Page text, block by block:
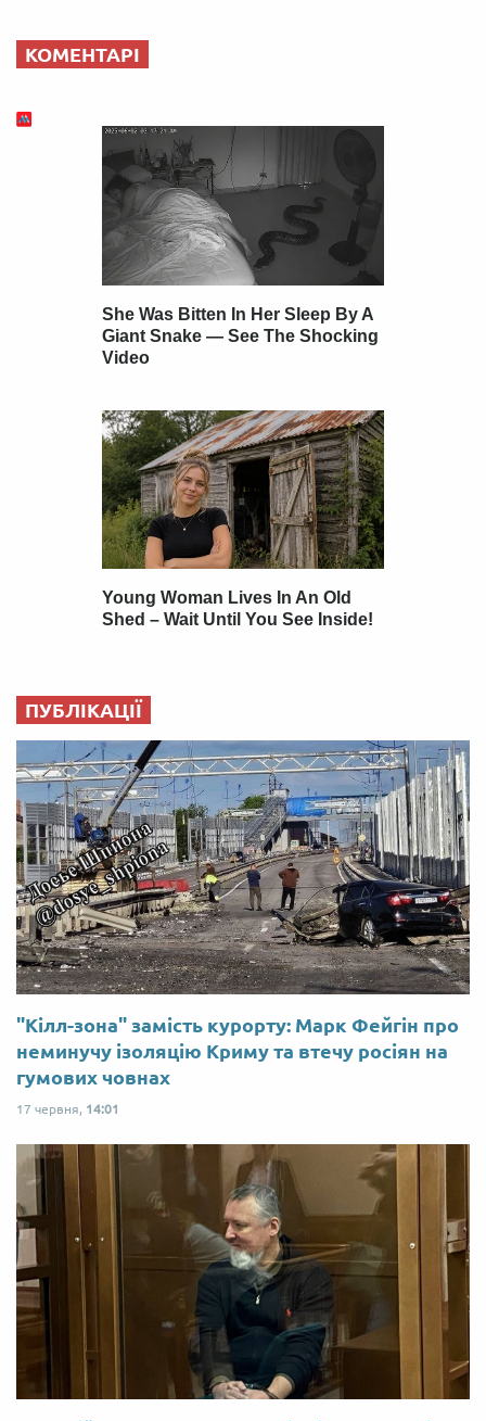
КОМЕНТАРІ
ПУБЛІКАЦІЇ
"Кілл-зона" замість курорту: Марк Фейгін про
неминучу ізоляцію Криму та втечу росіян на
гумових човнах
17 червня, 14:01